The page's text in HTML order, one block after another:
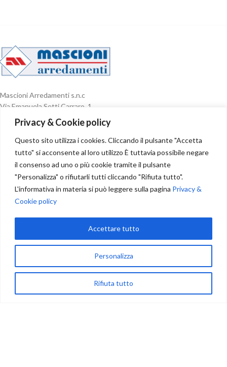
Privacy & Cookie policy
Questo sito utilizza i cookies. Cliccando il pulsante "Accetta
tutto" si acconsente al loro utilizzo È tuttavia possibile negare
il consenso ad uno o più cookie tramite il pulsante
"Personalizza" o rifiutarli tutti cliccando "Rifiuta tutto".
L'informativa in materia si può leggere sulla pagina Privacy &
Cookie policy
Personalizza
Rifiuta tutto
Accettare tutto
Mascioni Arredamenti s.n.c
Via Emanuela Setti Carraro, 1
Foligno (PG) 06034
Partita IVA 01548400546
info@mascioniarredamenti.it
Telefono: 0742660545
POST RECENTI
Carrello
My account